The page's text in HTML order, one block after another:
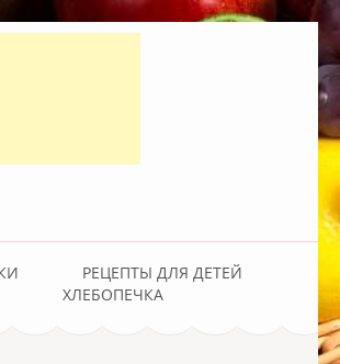
РЕЦЕПТЫ ДЛЯ ДЕТЕЙ
ХЛЕБОПЕЧКА